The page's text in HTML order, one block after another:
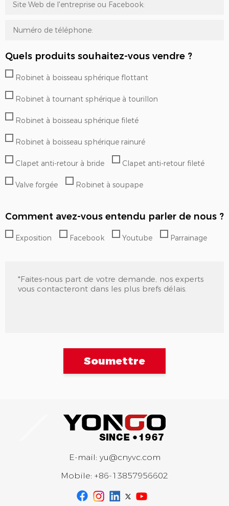
Quels produits souhaitez-vous vendre ?
Robinet à boisseau sphérique flottant
Robinet à tournant sphérique à tourillon
Robinet à boisseau sphérique fileté
Robinet à boisseau sphérique rainuré
Clapet anti-retour à bride Clapet anti-retour fileté
Valve forgée Robinet à soupape
Comment avez-vous entendu parler de nous ?
Exposition Facebook Youtube Parrainage
Soumettre
E-mail: yu@cnyvc.com
Mobile: +86-13857956602